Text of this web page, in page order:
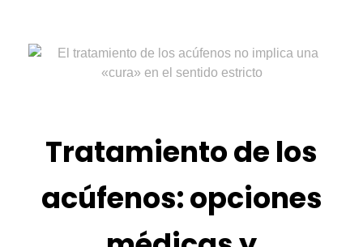
Tratamiento de los
acúfenos: opciones